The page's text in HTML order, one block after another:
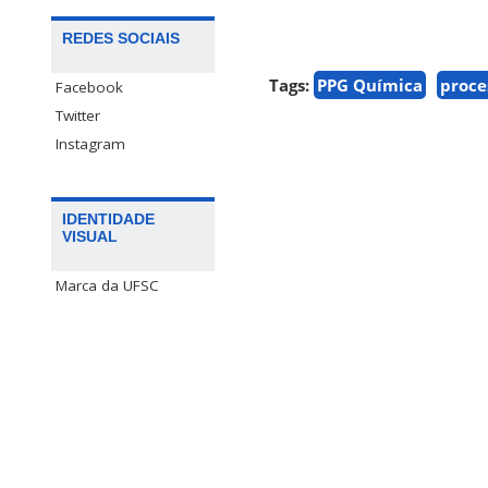
REDES SOCIAIS
Facebook
Twitter
Instagram
IDENTIDADE
VISUAL
Marca da UFSC
Tags: PPG Química